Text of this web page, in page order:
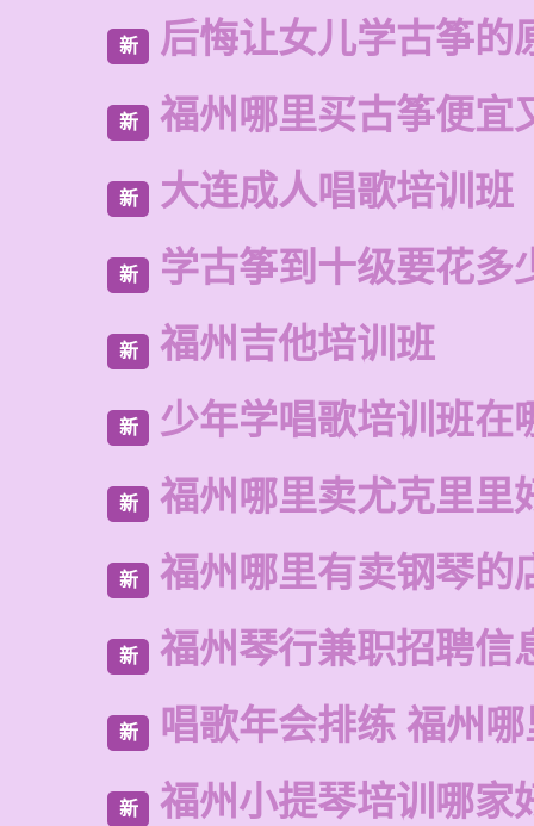
新 后悔让女儿学古筝的
新 福州哪里买古筝便宜
新 大连成人唱歌培训班
新 学古筝到十级要花多
新 福州吉他培训班
新 少年学唱歌培训班在
新 福州哪里卖尤克里里
新 福州哪里有卖钢琴的
新 福州琴行兼职招聘信
新 唱歌年会排练 福州
新 福州小提琴培训哪家